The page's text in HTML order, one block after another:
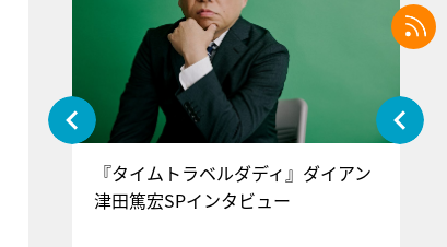
『タイムトラベルダディ』ダイアン
津田篤宏SPインタビュー